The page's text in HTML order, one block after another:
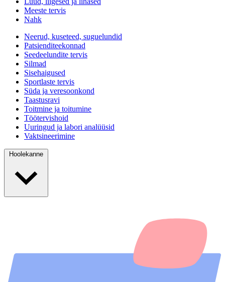
Meeste tervis
Nahk
Neerud, kuseteed, suguelundid
Patsienditeekonnad
Seedeelundite tervis
Silmad
Sisehaigused
Sportlaste tervis
Süda ja veresoonkond
Taastusravi
Toitmine ja toitumine
Töötervishoid
Uuringud ja labori analüüsid
Vaktsineerimine
Hoolekanne